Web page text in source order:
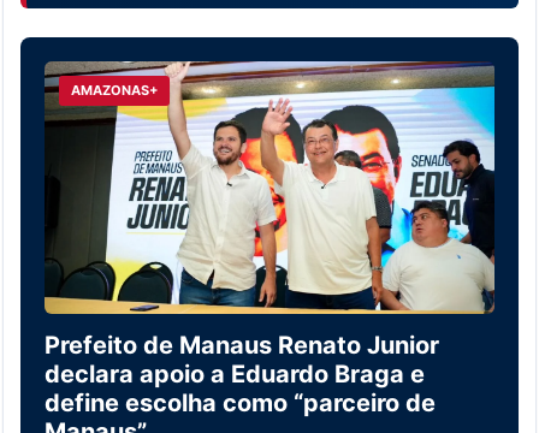
AMAZONAS+
Prefeito de Manaus Renato Junior
declara apoio a Eduardo Braga e
define escolha como “parceiro de